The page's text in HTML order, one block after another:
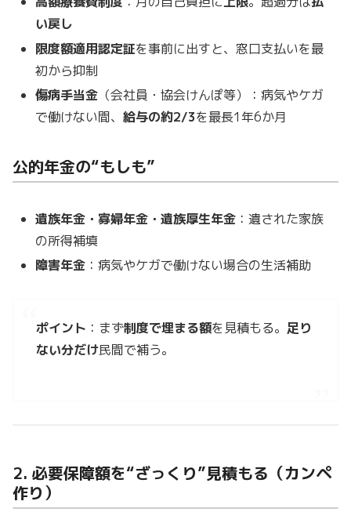
い戻し
限度額適用認定証を事前に出すと、窓口支払いを最
初から抑制
傷病手当金 （会社員・協会けんぽ等）：病気やケガ
で働けない間、給与の約2/3を最長1年6か月
公的年金の“もしも”
遺族年金・寡婦年金・遺族厚生年金 ：遺された家族
の所得補填
障害年金 ：病気やケガで働けない場合の生活補助
ポイント ：まず制度で埋まる額を見積もる。 足り
ない分だけ民間で補う。
2. 必要保障額を“ざっくり”見積もる（カンペ
作り）